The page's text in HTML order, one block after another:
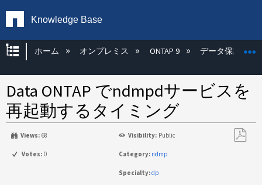
Knowledge Base
グローバル階層を展開/折りたたむ
ホーム オンプレミス ONTAP 9 データ保護
Data ONTAP でndmpdサービスを
再起動するタイミング
Views: 68 Visibility: Public
Votes: 0 Category: ndmp
Specialty:dp